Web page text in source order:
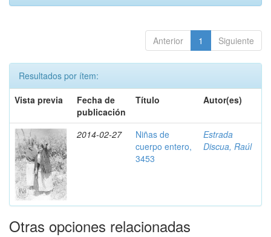
Anterior 1 Siguiente
Resultados por ítem:
Vista previa
Fecha de
publicación
Título Autor(es)
2014-02-27
Niñas de
cuerpo entero,
3453
Estrada
Discua, Raúl
Otras opciones relacionadas